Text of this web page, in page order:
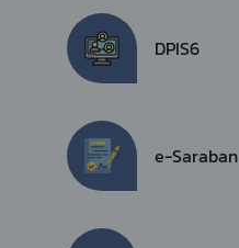
DPIS6
e-Saraban